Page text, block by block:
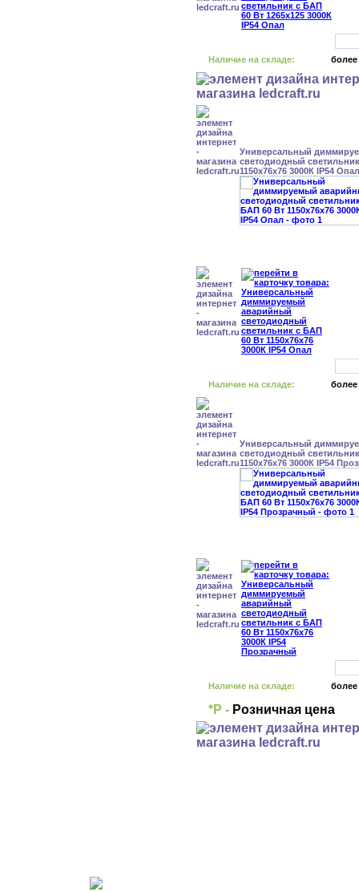
Наличие на складе: более
Универсальный
светодиодный
1150x76x76 3000К IP54 Опал
Наличие на складе: более
Универсальный
светодиодный
1150x76x76 3000К IP54
Наличие на складе: более
*Р - Розничная цена